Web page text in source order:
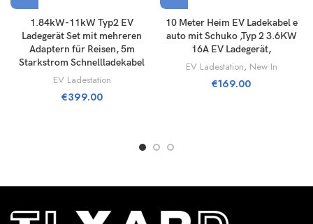
1.84kW-11kW Typ2 EV
Ladegerät Set mit mehreren
Adaptern für Reisen, 5m
Starkstrom Schnellladekabel
EV Ladestation
€399.00
10 Meter Heim EV Ladekabel e
auto mit Schuko ,Typ 2 3.6KW
16A EV Ladegerät,
EV Ladestation, New In
€169.00